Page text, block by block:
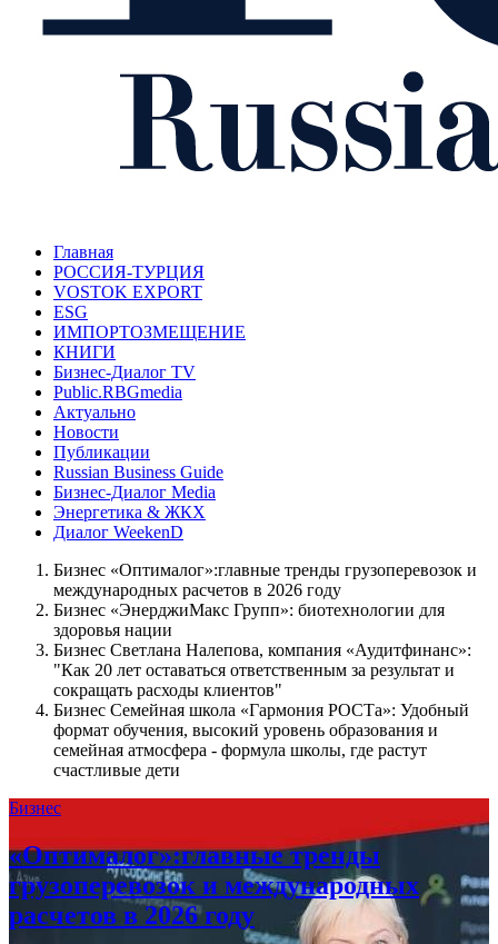
Главная
РОССИЯ-ТУРЦИЯ
VOSTOK EXPORT
ESG
ИМПОРТОЗМЕЩЕНИЕ
КНИГИ
Бизнес-Диалог TV
Public.RBGmedia
Актуально
Новости
Публикации
Russian Business Guide
Бизнес-Диалог Media
Энергетика & ЖКХ
Диалог WeekenD
Бизнес «Оптималог»:главные тренды грузоперевозок и
международных расчетов в 2026 году
Бизнес «ЭнерджиМакс Групп»: биотехнологии для
здоровья нации
Бизнес Светлана Налепова, компания «Аудитфинанс»:
"Как 20 лет оставаться ответственным за результат и
сокращать расходы клиентов"
Бизнес Семейная школа «Гармония РОСТа»: Удобный
формат обучения, высокий уровень образования и
семейная атмосфера - формула школы, где растут
счастливые дети
Бизнес
«Оптималог»:главные тренды
грузоперевозок и международных
расчетов в 2026 году